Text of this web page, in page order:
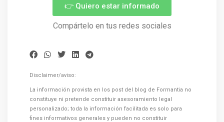
👉 Quiero estar informado
Compártelo en tus redes sociales
Disclaimer/aviso:
La información provista en los post del blog de Formantia no
constituye ni pretende constituir asesoramiento legal
personalizado; toda la información facilitada es solo para
fines informativos generales y pueden no constituir